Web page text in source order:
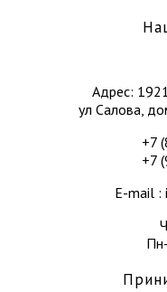
Адрес:
ул Салова,
+7
+7
E-mail :